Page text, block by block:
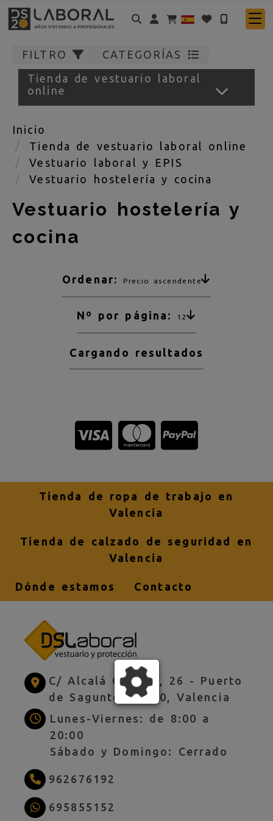
Identifícate
FILTRO
CATEGORÍAS
Tienda de vestuario laboral
online
Inicio
Tienda de vestuario laboral online
Vestuario laboral y EPIS
Vestuario hostelería y cocina
Vestuario hostelería y
cocina
Ordenar: Precio ascendente
Nº por página: 12
Cargando resultados
Tienda de ropa de trabajo en
Valencia
Tienda de calzado de seguridad en
Valencia
Dónde estamos Contacto
C/ Alcalá Galiano, 26 - Puerto
de Sagunto,46520, Valencia
Lunes-Viernes: de 8:00 a
20:00
Sábado y Domingo: Cerrado
962676192
695855152